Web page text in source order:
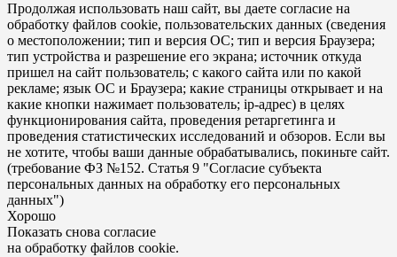
Продолжая использовать наш сайт, вы даете согласие на
обработку файлов cookie, пользовательских данных (сведения
о местоположении; тип и версия ОС; тип и версия Браузера;
тип устройства и разрешение его экрана; источник откуда
пришел на сайт пользователь; с какого сайта или по какой
рекламе; язык ОС и Браузера; какие страницы открывает и на
какие кнопки нажимает пользователь; ip-адрес) в целях
функционирования сайта, проведения ретаргетинга и
проведения статистических исследований и обзоров. Если вы
не хотите, чтобы ваши данные обрабатывались, покиньте сайт.
(требование ФЗ №152. Статья 9 "Согласие субъекта
персональных данных на обработку его персональных
данных")
Хорошо
Показать снова согласие
на обработку файлов cookie.